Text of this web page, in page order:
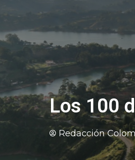
Los 100
Redacción